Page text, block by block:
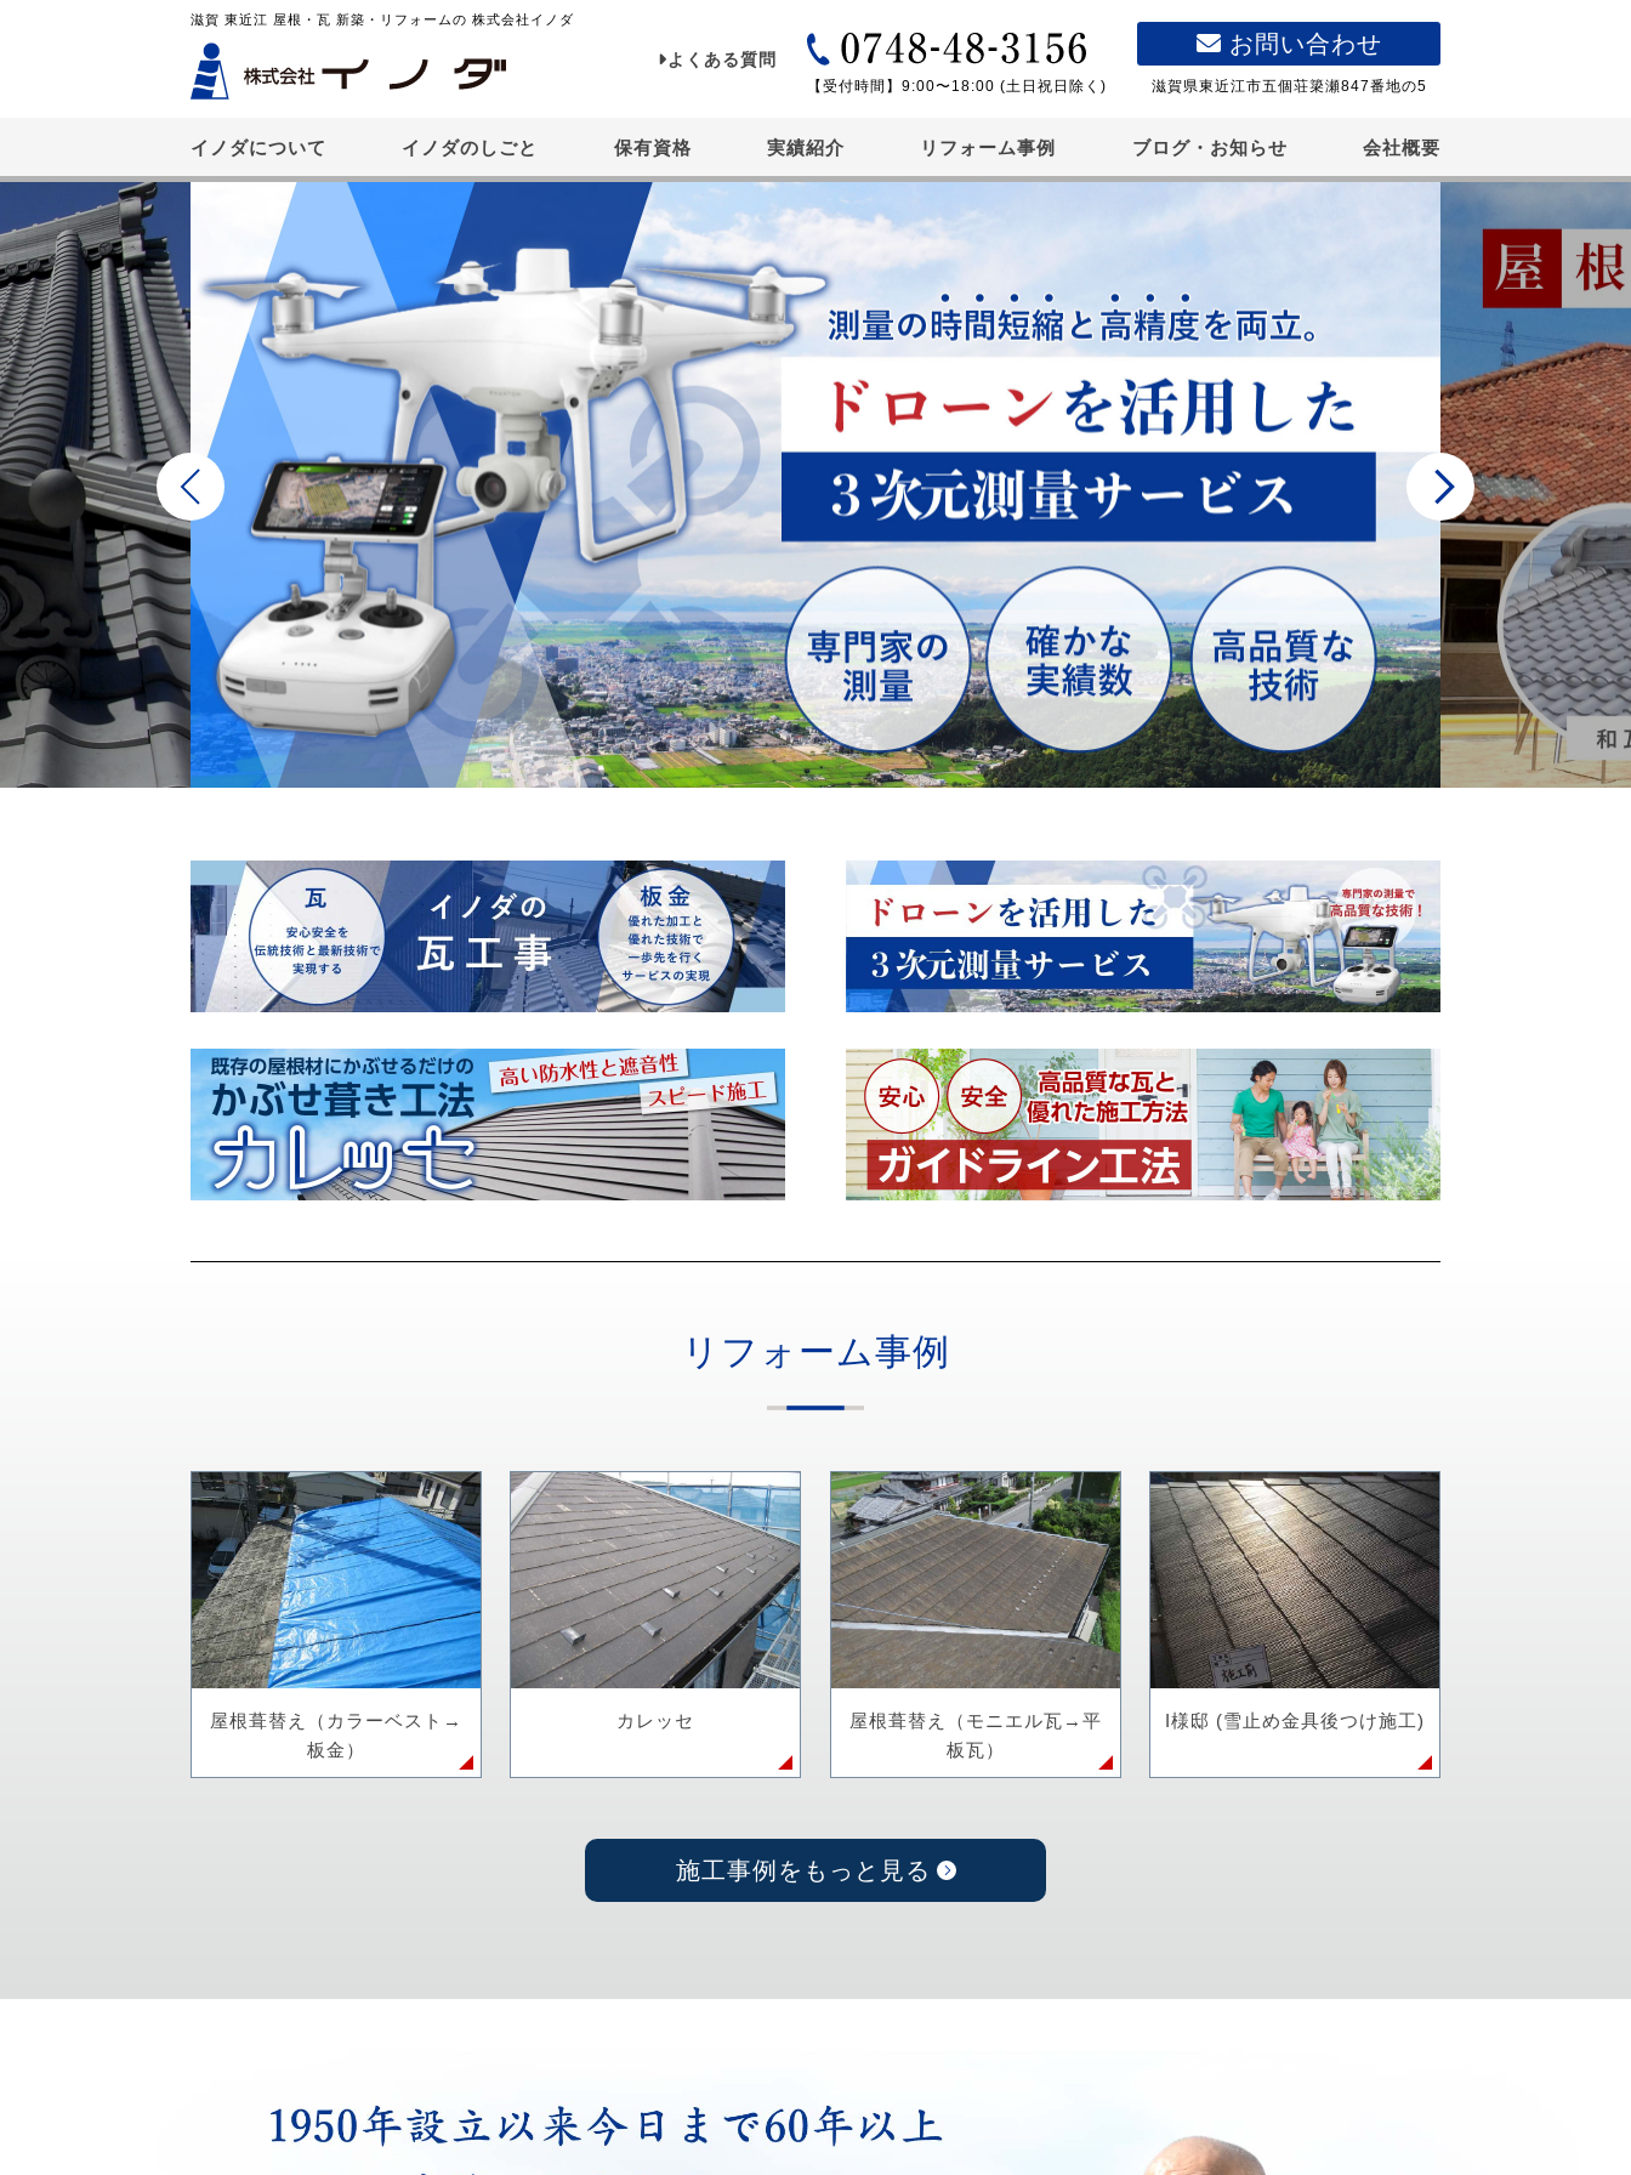
滋賀 東近江 屋根・瓦 新築・リフォームの 株式会社イノダ
よくある質問
【受付時間】9:00〜18:00 (土日祝日除く)
お問い合わせ
滋賀県東近江市五個荘簗瀬847番地の5
イノダについて イノダのしごと 保有資格 実績紹介 リフォーム事例 ブログ・お知らせ 会社概要
リフォーム事例
屋根葺替え（カラーベスト→
板金）
カレッセ
屋根葺替え（モニエル瓦→平
板瓦）
I様邸 (雪止め金具後つけ施工)
施工事例をもっと見る